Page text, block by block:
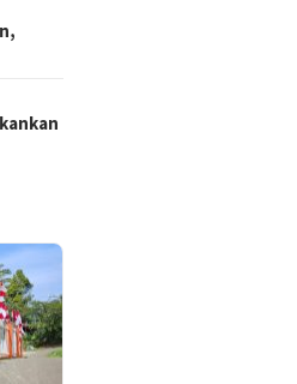
Bambu, Plafon SDN
08 Khawatir